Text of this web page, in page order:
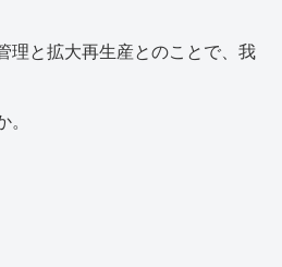
理と拡大再生産とのことで、我